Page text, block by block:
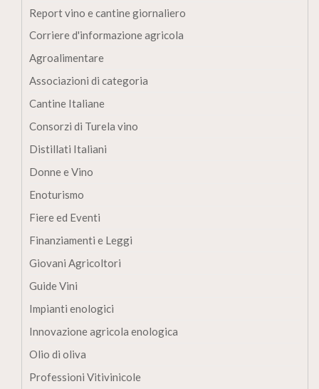
Report vino e cantine giornaliero
Corriere d'informazione agricola
Agroalimentare
Associazioni di categoria
Cantine Italiane
Consorzi di Turela vino
Distillati Italiani
Donne e Vino
Enoturismo
Fiere ed Eventi
Finanziamenti e Leggi
Giovani Agricoltori
Guide Vini
Impianti enologici
Innovazione agricola enologica
Olio di oliva
Professioni Vitivinicole